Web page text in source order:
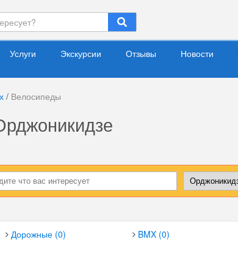
Услуги Экскурсии Отзывы Новости
/ Велосипеды
Дорожные (0) BMX (0)